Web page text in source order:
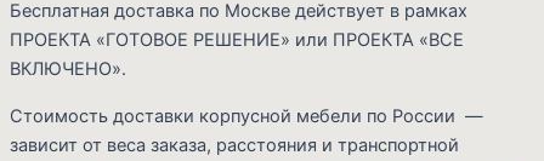
Cart
Бесплатная доставка по Москве действует в рамках
ПРОЕКТА «ГОТОВОЕ РЕШЕНИЕ» или ПРОЕКТА «ВСЕ
ВКЛЮЧЕНО».
Стоимость доставки корпусной мебели по России —
зависит от веса заказа, расстояния и транспортной